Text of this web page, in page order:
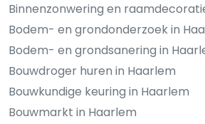
Binnenzonwering en
Bodem- en grondonderzoek in
Bodem- en grondsanering in
Bouwdroger huren in Haarlem
Bouwkundige keuring in Haarlem
Bouwmarkt in Haarlem